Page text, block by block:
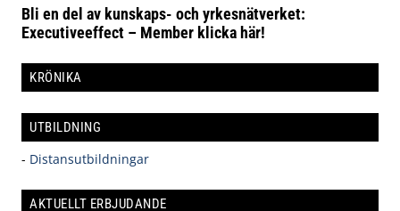
Bli en del av kunskaps- och yrkesnätverket:
Executiveeffect – Member klicka här!
KRÖNIKA
UTBILDNING
- Distansutbildningar
AKTUELLT ERBJUDANDE